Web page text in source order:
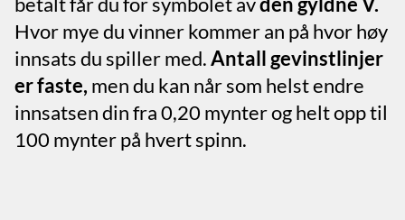
Hvor mye du vinner kommer an på hvor høy
innsats du spiller med.Antall gevinstlinjer
er faste, men du kan når som helst endre
innsatsen din fra 0,20 mynter og helt opp til
100 mynter på hvert spinn.